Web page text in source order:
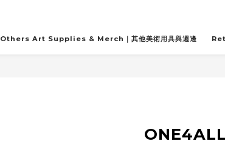
Others Art Supplies & Merch｜其他美術用具與週邊